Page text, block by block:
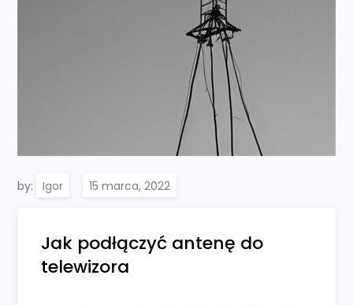
by: Igor
Jak podłączyć antenę do
telewizora